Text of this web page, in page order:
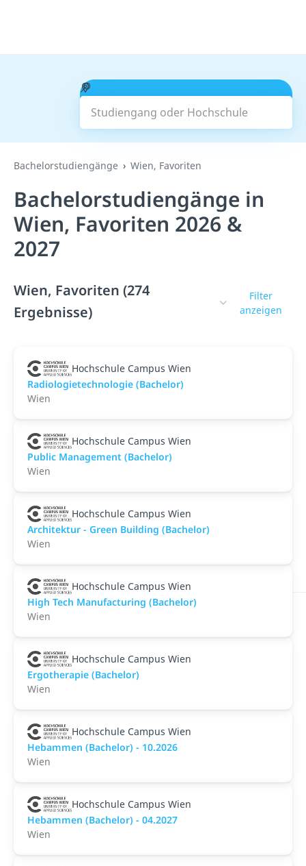
Studiengang oder Hochschule
Suchen
Bachelorstudiengänge Wien, Favoriten
Bachelorstudiengänge in
Wien, Favoriten 2026 &
2027
Wien, Favoriten (274
Ergebnisse)
Filter
anzeigen
Hochschule Campus Wien
Radiologietechnologie (Bachelor)
Wien
Hochschule Campus Wien
Public Management (Bachelor)
Wien
Hochschule Campus Wien
Architektur - Green Building (Bachelor)
Wien
Hochschule Campus Wien
High Tech Manufacturing (Bachelor)
Wien
Hochschule Campus Wien
Ergotherapie (Bachelor)
Wien
Hochschule Campus Wien
Hebammen (Bachelor) - 10.2026
Wien
Hochschule Campus Wien
Hebammen (Bachelor) - 04.2027
Wien